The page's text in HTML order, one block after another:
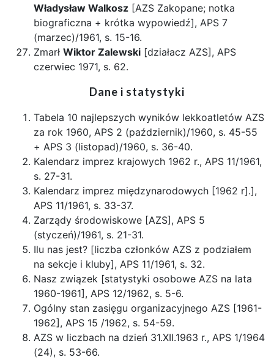
Władysław Walkosz [AZS Zakopane; notka
biograficzna + krótka wypowiedź], APS 7
(marzec)/1961, s. 15-16.
Zmarł Wiktor Zalewski [działacz AZS], APS
czerwiec 1971, s. 62.
Dane i statystyki
Tabela 10 najlepszych wyników lekkoatletów AZS
za rok 1960, APS 2 (październik)/1960, s. 45-55
+ APS 3 (listopad)/1960, s. 36-40.
Kalendarz imprez krajowych 1962 r., APS 11/1961,
s. 27-31.
Kalendarz imprez międzynarodowych [1962 r].],
APS 11/1961, s. 33-37.
Zarządy środowiskowe [AZS], APS 5
(styczeń)/1961, s. 21-31.
Ilu nas jest? [liczba członków AZS z podziałem
na sekcje i kluby], APS 11/1961, s. 32.
Nasz związek [statystyki osobowe AZS na lata
1960-1961], APS 12/1962, s. 5-6.
Ogólny stan zasięgu organizacyjnego AZS [1961-
1962], APS 15 /1962, s. 54-59.
AZS w liczbach na dzień 31.XII.1963 r., APS 1/1964
(24), s. 53-66.